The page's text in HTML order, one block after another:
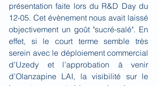
présentation faite lors du R&D Day du
12-05. Cet évènement nous avait laissé
objectivement un goût "sucré-salé". En
effet, si le court terme semble très
serein avec le déploiement commercial
d’Uzedy et l’approbation à venir
d’Olanzapine LAI, la visibilité sur le